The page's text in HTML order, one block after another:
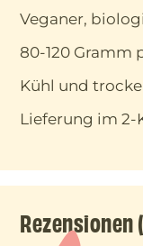
Veganer,
80-120 Gramm
Kühl und
Lieferung im 2-
Rezensionen